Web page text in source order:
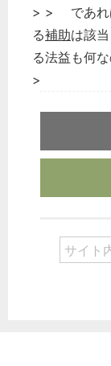
> > であれ
る補助は該
る法益も何
>